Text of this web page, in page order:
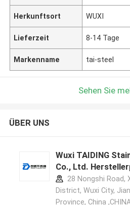
Herkunftsort WUXI
Lieferzeit 8-14 Tage
Markenname tai-steel
Sehen Sie
ÜBER UNS
Wuxi TAIDING
Co., Ltd.
28 Nongshi Road,
District, Wuxi City,
Province, China